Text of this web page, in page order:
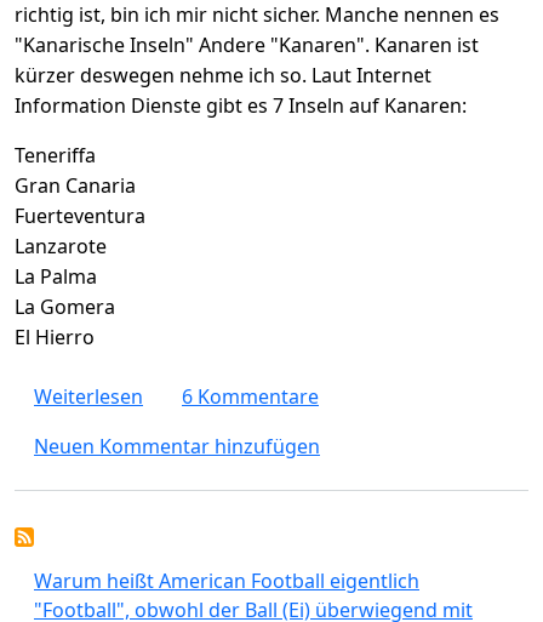
richtig ist, bin ich mir nicht sicher. Manche nennen es
"Kanarische Inseln" Andere "Kanaren". Kanaren ist
kürzer deswegen nehme ich so. Laut Internet
Information Dienste gibt es 7 Inseln auf Kanaren:
Teneriffa
Gran Canaria
Fuerteventura
Lanzarote
La Palma
La Gomera
El Hierro
Weiterlesen über Welche Insel ist die schönste der
6 Kommentare
Neuen Kommentar hinzufügen
Warum heißt American Football eigentlich
"Football", obwohl der Ball (Ei) überwiegend mit